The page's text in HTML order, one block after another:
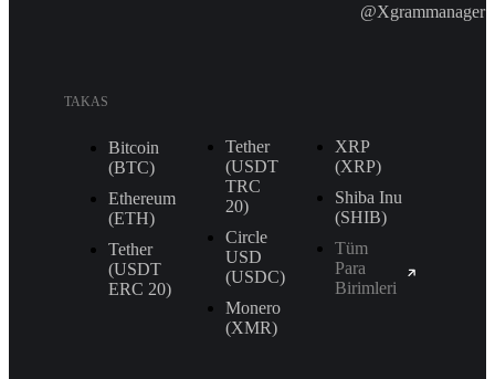
@Xgrammanager
TAKAS
Bitcoin
(BTC)
Ethereum
(ETH)
Tether
(USDT
ERС 20)
Tether
(USDT
TRС
20)
Circle
USD
(USDC)
Monero
(XMR)
XRP
(XRP)
Shiba Inu
(SHIB)
Tüm
Para
Birimleri